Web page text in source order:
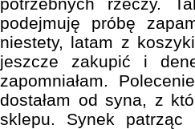
podejmuję próbę
niestety, latam z
jeszcze zakupić i
zapomniałam.
dostałam od syna, z
sklepu. Synek patrząc